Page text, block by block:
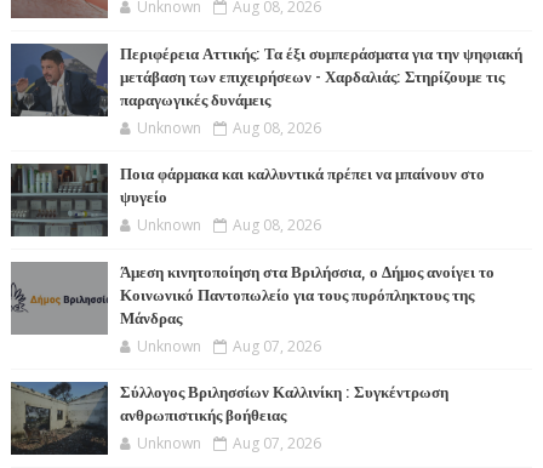
Unknown Aug 08, 2026
Περιφέρεια Αττικής: Τα έξι συμπεράσματα για την ψηφιακή
μετάβαση των επιχειρήσεων - Χαρδαλιάς: Στηρίζουμε τις
παραγωγικές δυνάμεις
Unknown Aug 08, 2026
Ποια φάρμακα και καλλυντικά πρέπει να μπαίνουν στο
ψυγείο
Unknown Aug 08, 2026
Άμεση κινητοποίηση στα Βριλήσσια, ο Δήμος ανοίγει το
Κοινωνικό Παντοπωλείο για τους πυρόπληκτους της
Μάνδρας
Unknown Aug 07, 2026
Σύλλογος Βριλησσίων Καλλινίκη : Συγκέντρωση
ανθρωπιστικής βοήθειας
Unknown Aug 07, 2026